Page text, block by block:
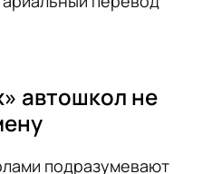
автошкол не
подразумевают